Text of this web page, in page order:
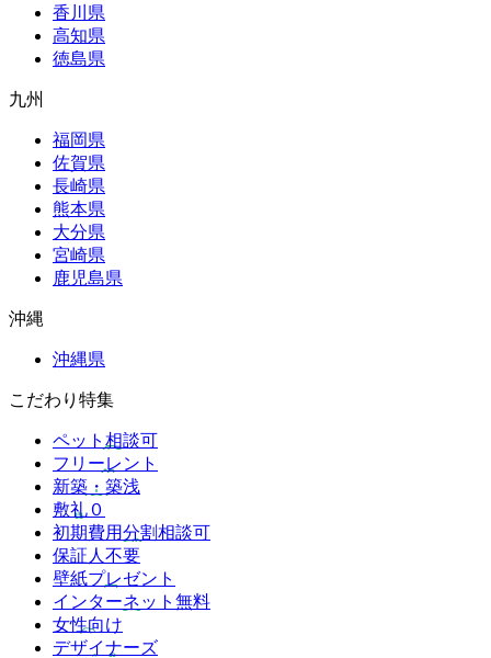
香川県
高知県
徳島県
九州
福岡県
佐賀県
長崎県
熊本県
大分県
宮崎県
鹿児島県
沖縄
沖縄県
こだわり特集
ペット相談可
フリーレント
新築・築浅
敷礼０
初期費用分割相談可
保証人不要
壁紙プレゼント
インターネット無料
女性向け
デザイナーズ